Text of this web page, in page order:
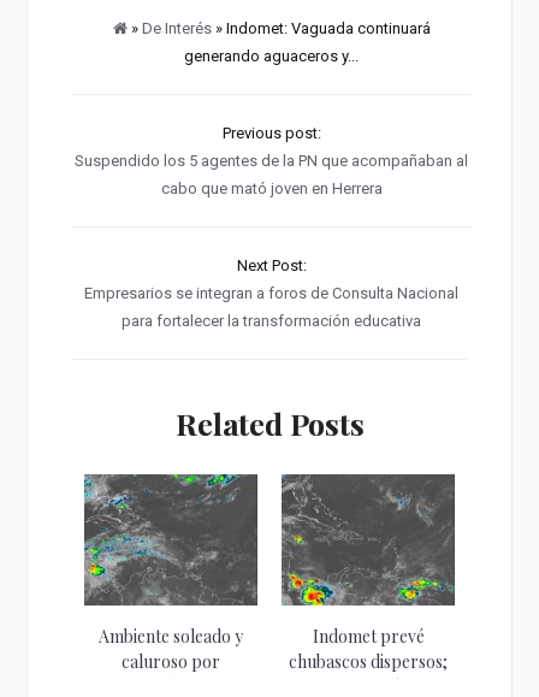
» De Interés» Indomet: Vaguada continuará
generando aguaceros y...
Previous post:
Suspendido los 5 agentes de la PN que acompañaban al
cabo que mató joven en Herrera
Next Post:
Empresarios se integran a foros de Consulta Nacional
para fortalecer la transformación educativa
Related Posts
Ambiente soleado y
caluroso por
Indomet prevé
chubascos dispersos;
continuará la